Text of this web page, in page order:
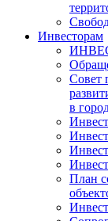
Инвесторам
Совет
в
План